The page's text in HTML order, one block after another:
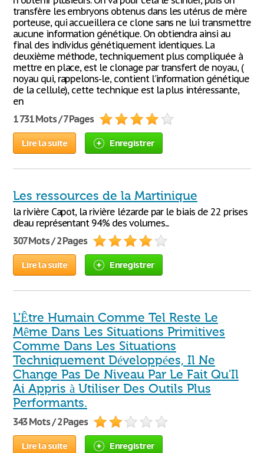
transfère les embryons obtenus dans les utérus de mère
porteuse, qui accueillera ce clone sans ne lui transmettre
aucune information génétique. On obtiendra ainsi au
final des individus génétiquement identiques. La
deuxième méthode, techniquement plus compliquée à
mettre en place, est le clonage par transfert de noyau, (
noyau qui, rappelons-le, contient l’information génétique
de la cellule), cette technique est la plus intéressante,
en
1 731 Mots / 7 Pages
Lire la suite Enregistrer
Les ressources de la Martinique
la rivière Capot, la rivière lézarde par le biais de 22 prises
d’eau représentant 94% des volumes...
307 Mots / 2 Pages
Lire la suite Enregistrer
L'Être Humain Comme Tel Reste Le
Même Dans Les Situations Primitives
Comme Dans Les Situations
Techniquement Développées, Il Ne
Change Pas De Niveau Par Le Fait Qu'Il
Ai Appris à Utiliser Des Outils Plus
Performants.
343 Mots / 2 Pages
Lire la suite Enregistrer